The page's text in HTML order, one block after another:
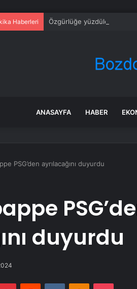
Haberleri Özgürlüğe yüzdüler
ANASAYFA HABER
PSG’den ayrılacağını duyurdu
duyurdu
PinterestReddit VKontakteOdnoklassniki
Pocket